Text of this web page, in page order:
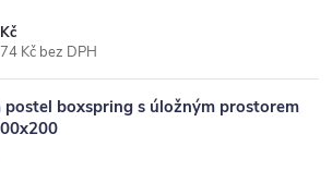
Kč bez DPH
postel boxspring s úložným prostorem